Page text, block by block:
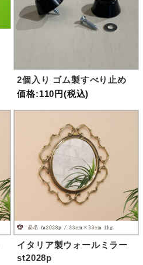
2個入り ゴム製すべり止め
価格:110円(税込)
イタリア製ウォールミラー
st2028p